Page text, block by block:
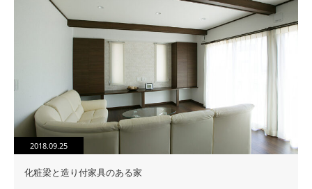
2018.09.25
化粧梁と造り付家具のある家